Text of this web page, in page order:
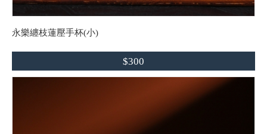
永樂纏枝蓮壓手杯(小)
$300